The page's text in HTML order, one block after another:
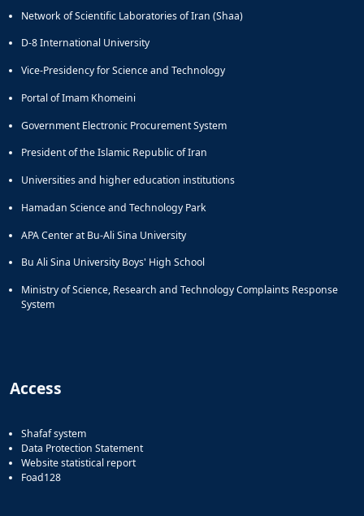
Network of Scientific Laboratories of Iran (Shaa)
D-8 International University
Vice-Presidency for Science and Technology
Portal of Imam Khomeini
Government Electronic Procurement System
President of the Islamic Republic of Iran
Universities and higher education institutions
Hamadan Science and Technology Park
APA Center at Bu-Ali Sina University
Bu Ali Sina University Boys' High School
Ministry of Science, Research and Technology Complaints Response
System
Access
Shafaf system
Data Protection Statement
Website statistical report
Foad128